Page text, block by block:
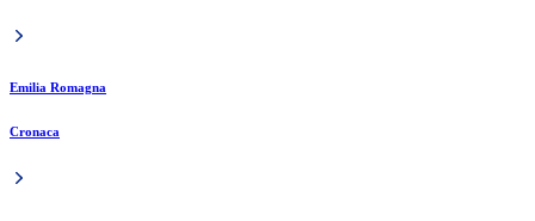
Emilia Romagna
Cronaca